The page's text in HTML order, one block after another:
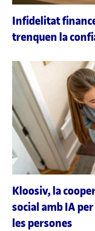
Infidelitat
trenquen la
Kloosiv, la
social amb IA
les persones